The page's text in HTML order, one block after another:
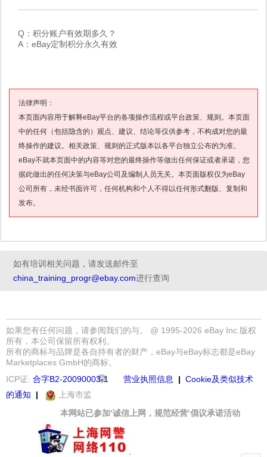
Q：积分账户有效期多久？
A：eBay定制积分永久有效
法律声明：
本页面内容用于解释eBay平台的各项操作流程或平台政策、规则。本页面
中的任何（包括隐含的）观点、建议、结论等仅供参考，不构成对您的最
终操作的建议。相关政策、规则的正式版本以各平台独立公布的为准。
eBay不就本页面中的内容等对您的最终操作等做出任何保证或者承诺，您
据此做出的任何决策与eBay公司及编制人员无关。本页面版权仅为eBay
公司所有，未经书面许可，任何机构和个人不得以任何形式翻版、复制和
发布。
如有培训相关问题，请发送邮件至
china_training_progr@ebay.com进行查询
如果您有任何问题，请参阅我们的与。 @ 1995-2026 eBay Inc.版权
所有，本公司保留所有权利。
所有的商标与品牌是各自持有者的财产，eBay与eBay标志都是eBay
Marketplaces GmbH的商标。
ICP证: 合字B2-20090003-1 营业执照信息 | Cookie及类似技术
的通知 |
上海市监
本网站已参加‘诚信上网，规范经营’倡议承诺活动